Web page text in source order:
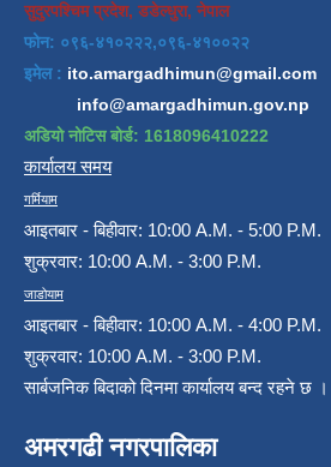
सुदुरपश्चिम प्रदेश, डडेल्धुरा, नेपाल
फोन: ०९६-४१०२२२,०९६-४१००२२
इमेल : ito.amargadhimun@gmail.com
info@amargadhimun.gov.np
अडियो नोटिस बोर्ड: 1618096410222
कार्यालय समय
गर्मियाम
आइतबार - बिहीवार: 10:00 A.M. - 5:00 P.M.
शुक्रवार: 10:00 A.M. - 3:00 P.M.
जाडोयाम
आइतबार - बिहीवार: 10:00 A.M. - 4:00 P.M.
शुक्रवार: 10:00 A.M. - 3:00 P.M.
सार्बजनिक बिदाको दिनमा कार्यालय बन्द रहने छ ।
अमरगढी नगरपालिका